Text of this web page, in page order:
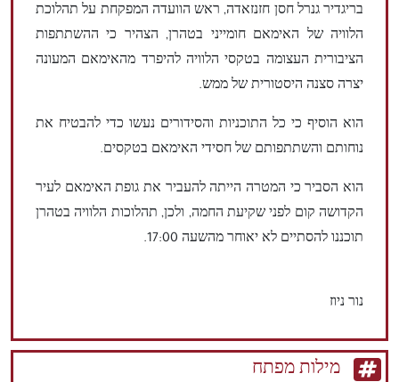
בריגדיר גנרל חסן חזנזאדה, ראש הוועדה המפקחת על תהלוכת
הלוויה של האימאם חומייני בטהרן, הצהיר כי ההשתתפות
הציבורית העצומה בטקסי הלוויה להיפרד מהאימאם המעונה
יצרה סצנה היסטורית של ממש.
הוא הוסיף כי כל התוכניות והסידורים נעשו כדי להבטיח את
נוחותם והשתתפותם של חסידי האימאם בטקסים.
הוא הסביר כי המטרה הייתה להעביר את גופת האימאם לעיר
הקדושה קום לפני שקיעת החמה, ולכן, תהלוכות הלוויה בטהרן
תוכננו להסתיים לא יאוחר מהשעה 17:00.
נור ניוז
מילות מפתח